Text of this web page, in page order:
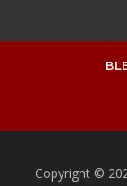
Copyright ©